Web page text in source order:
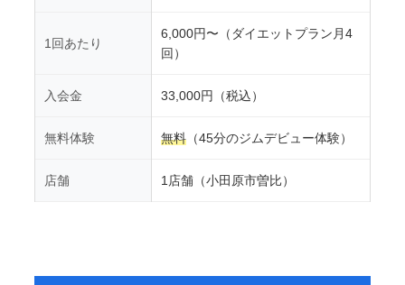
1回あたり
6,000円〜（ダイエットプラン月4
回）
入会金 33,000円（税込）
無料体験 無料（45分のジムデビュー体験）
店舗 1店舗（小田原市曽比）